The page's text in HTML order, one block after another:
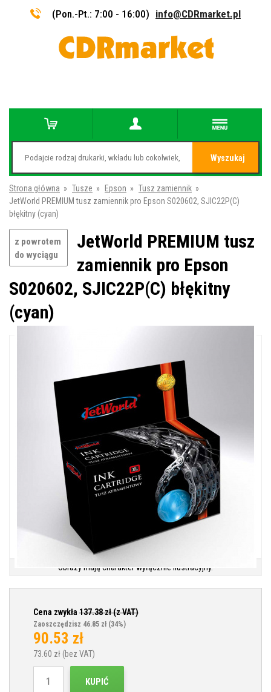
(Pon.-Pt.: 7:00 - 16:00) info@CDRmarket.pl
Wyszukaj
Strona główna » Tusze » Epson » Tusz zamiennik »
JetWorld PREMIUM tusz zamiennik pro Epson S020602, SJIC22P(C)
błękitny (cyan)
z powrotem
do wyciągu
JetWorld PREMIUM tusz
zamiennik pro Epson
S020602, SJIC22P(C) błękitny
(cyan)
Obrazy mają charakter wyłącznie ilustracyjny.
Cena zwykła 137.38zł (z VAT)
Zaoszczędzisz 46.85 zł (34%)
90.53 zł
73.60 zł (bez VAT)
KUPIĆ